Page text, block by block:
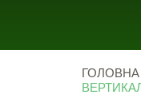
ГОЛОВНА